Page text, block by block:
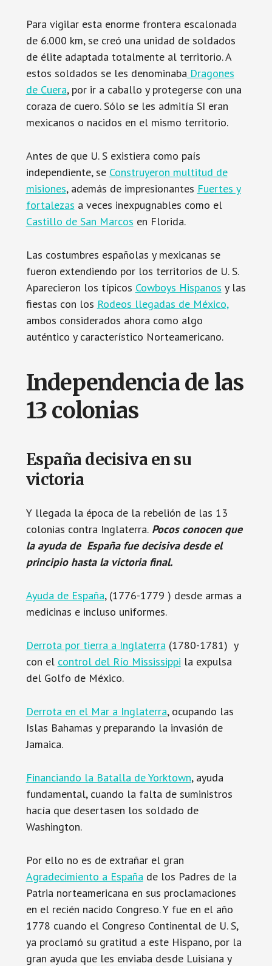
Para vigilar esta enorme frontera escalonada
de 6.000 km, se creó una unidad de soldados
de élite adaptada totalmente al territorio. A
estos soldados se les denominabaDragones
de Cuera, por ir a caballo y protegerse con una
coraza de cuero. Sólo se les admitía SI eran
mexicanos o nacidos en el mismo territorio.
Antes de que U. S existiera como país
independiente, se Construyeron multitud de
misiones, además de impresionantes Fuertes y
fortalezas a veces inexpugnables como el
Castillo de San Marcos en Florida.
Las costumbres españolas y mexicanas se
fueron extendiendo por los territorios de U. S.
Aparecieron los típicos Cowboys Hispanos y las
fiestas con los Rodeos llegadas de México,
ambos considerados ahora como algo
auténtico y característico Norteamericano.
Independencia de las
13 colonias
España decisiva en su
victoria
Y llegada la época de la rebelión de las 13
colonias contra Inglaterra.Pocos conocen que
la ayuda de España fue decisiva desde el
principio hasta la victoria final.
Ayuda de España, (1776-1779 ) desde armas a
medicinas e incluso uniformes.
Derrota por tierra a Inglaterra(1780-1781) y
con el control del Río Mississippi la expulsa
del Golfo de México.
Derrota en el Mar a Inglaterra, ocupando las
Islas Bahamas y preparando la invasión de
Jamaica.
Financiando la Batalla de Yorktown, ayuda
fundamental, cuando la falta de suministros
hacía que desertasen los soldado de
Washington.
Por ello no es de extrañar el gran
Agradecimiento a Españade los Padres de la
Patria norteamericana en sus proclamaciones
en el recién nacido Congreso. Y fue en el año
1778 cuando el Congreso Continental de U. S,
ya proclamó su gratitud a este Hispano, por la
gran ayuda que les enviaba desde Luisiana y